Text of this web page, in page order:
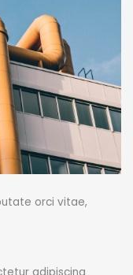
orci vitae,